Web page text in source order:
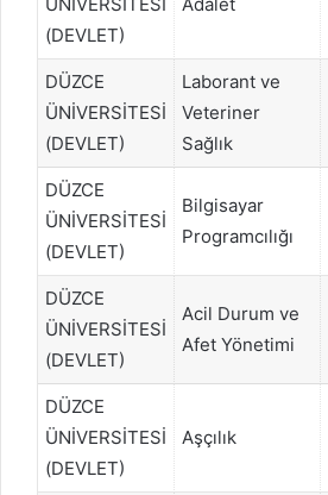
(DEVLET)
DÜZCE
ÜNİVERSİTESİ
(DEVLET)
Laborant ve
Veteriner
Sağlık
DÜZCE
ÜNİVERSİTESİ
(DEVLET)
Bilgisayar
Programcılığı
DÜZCE
ÜNİVERSİTESİ
(DEVLET)
Acil Durum ve
Afet Yönetimi
DÜZCE
ÜNİVERSİTESİ
(DEVLET)
Aşçılık